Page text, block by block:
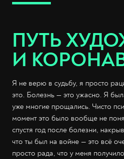
ПУТЬ
И
Я не верю в судьбу, я просто
это. Болезнь — это ужасно. Я
уже многие прощались. Чисто
момент это было вообще не
спустя год после болезни,
что ты был на войне — это всё
просто рада, что у меня